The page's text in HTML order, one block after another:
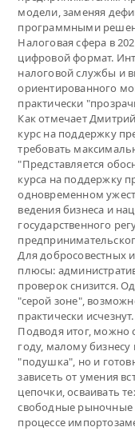
модели, заменяя
программными
Налоговая сфера в
цифровой формат.
налоговой службы и
ориентированного
практически
Как отмечает
курс на поддержку
требовать
"Представляется
курса на поддержку
одновременном
ведения бизнеса и
государственного
Для добросовестных
плюсы:
проверок снизится.
"серой зоне",
практически исчезнут.
Подводя итог, можно
году, малому бизнесу
"подушка", но и
зависеть от умения
цепочки, осваивать
свободные рыночные
процессе